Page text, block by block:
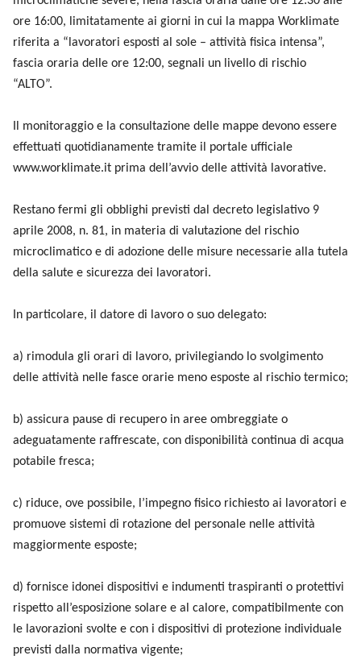
ore 16:00, limitatamente ai giorni in cui la mappa Worklimate
riferita a “lavoratori esposti al sole – attività fisica intensa”,
fascia oraria delle ore 12:00, segnali un livello di rischio
“ALTO”.
Il monitoraggio e la consultazione delle mappe devono essere
effettuati quotidianamente tramite il portale ufficiale
www.worklimate.it prima dell’avvio delle attività lavorative.
Restano fermi gli obblighi previsti dal decreto legislativo 9
aprile 2008, n. 81, in materia di valutazione del rischio
microclimatico e di adozione delle misure necessarie alla tutela
della salute e sicurezza dei lavoratori.
In particolare, il datore di lavoro o suo delegato:
a) rimodula gli orari di lavoro, privilegiando lo svolgimento
delle attività nelle fasce orarie meno esposte al rischio termico;
b) assicura pause di recupero in aree ombreggiate o
adeguatamente raffrescate, con disponibilità continua di acqua
potabile fresca;
c) riduce, ove possibile, l’impegno fisico richiesto ai lavoratori e
promuove sistemi di rotazione del personale nelle attività
maggiormente esposte;
d) fornisce idonei dispositivi e indumenti traspiranti o protettivi
rispetto all’esposizione solare e al calore, compatibilmente con
le lavorazioni svolte e con i dispositivi di protezione individuale
previsti dalla normativa vigente;